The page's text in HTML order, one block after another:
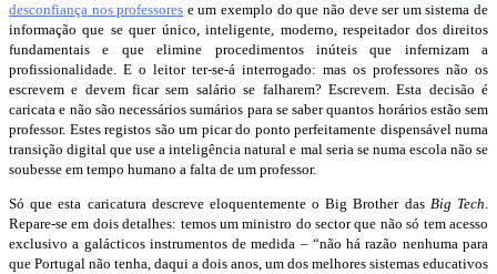
desconfiança nos professores e um exemplo do que não deve ser um sistema de
informação que se quer único, inteligente, moderno, respeitador dos direitos
fundamentais e que elimine procedimentos inúteis que infernizam a
profissionalidade. E o leitor ter-se-á interrogado: mas os professores não os
escrevem e devem ficar sem salário se falharem? Escrevem. Esta decisão é
caricata e não são necessários sumários para se saber quantos horários estão sem
professor. Estes registos são um picar do ponto perfeitamente dispensável numa
transição digital que use a inteligência natural e mal seria se numa escola não se
soubesse em tempo humano a falta de um professor.
Só que esta caricatura descreve eloquentemente o Big Brother das Big Tech.
Repare-se em dois detalhes: temos um ministro do sector que não só tem acesso
exclusivo a galácticos instrumentos de medida – “não há razão nenhuma para
que Portugal não tenha, daqui a dois anos, um dos melhores sistemas educativos